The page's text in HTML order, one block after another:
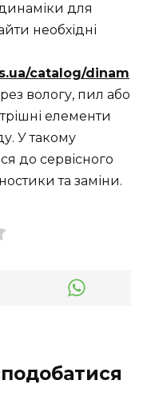
для
необхідні
catalog/dinam
вологу, пил або
елементи
У такому
до сервісного
та заміни.